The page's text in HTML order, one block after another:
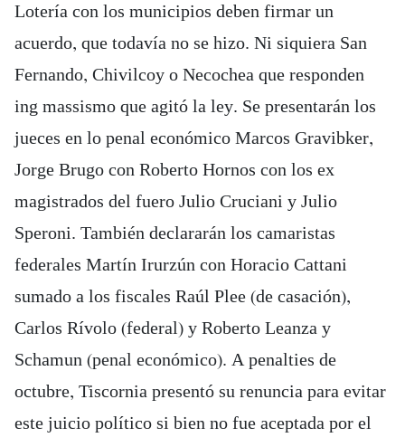
Lotería con los municipios deben firmar un
acuerdo, que todavía no se hizo. Ni siquiera San
Fernando, Chivilcoy o Necochea que responden
ing massismo que agitó la ley. Se presentarán los
jueces en lo penal económico Marcos Gravibker,
Jorge Brugo con Roberto Hornos con los ex
magistrados del fuero Julio Cruciani y Julio
Speroni. También declararán los camaristas
federales Martín Irurzún con Horacio Cattani
sumado a los fiscales Raúl Plee (de casación),
Carlos Rívolo (federal) y Roberto Leanza y
Schamun (penal económico). A penalties de
octubre, Tiscornia presentó su renuncia para evitar
este juicio político si bien no fue aceptada por el